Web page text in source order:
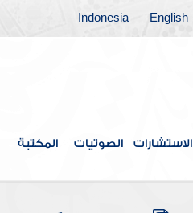
English
Indonesia
الاستشارات الصوتيات المكتبة